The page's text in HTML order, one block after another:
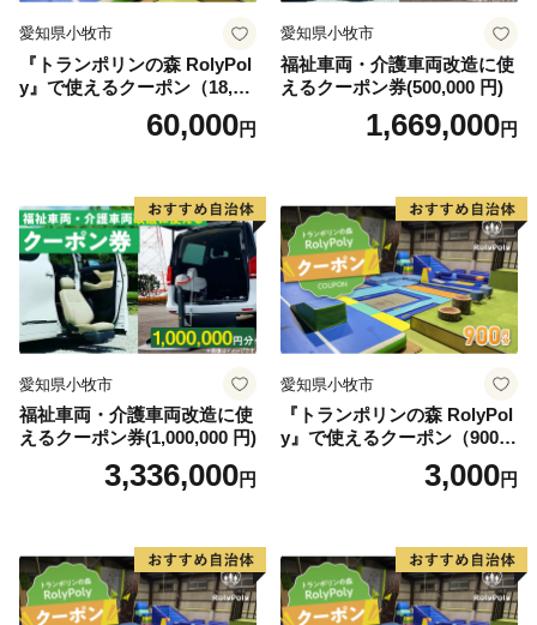
愛知県小牧市
『トランポリンの森 RolyPol
y』で使えるクーポン（18,00
60,000円
愛知県小牧市
福祉車両・介護車両改造に使
えるクーポン券(500,000 円)
1,669,000円
愛知県小牧市
福祉車両・介護車両改造に使
えるクーポン券(1,000,000 円)
3,336,000円
愛知県小牧市
『トランポリンの森 RolyPol
y』で使えるクーポン（900
3,000円